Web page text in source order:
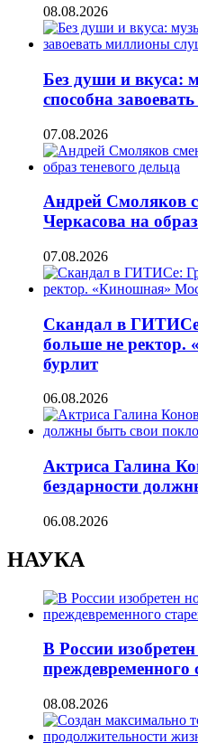
08.08.2026
Без души и вкуса:
способна
07.08.2026
Андрей Смоляков
Черкасова на
07.08.2026
Скандал в
больше не
бурлит
06.08.2026
Актриса Галина
бездарности
06.08.2026
НАУКА
В России
преждевременного
08.08.2026